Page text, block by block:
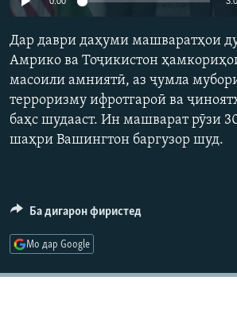
ГУЗОРИШҲОИ РАДИОӢ
ПАЙГИРӢ КУНЕД
240p 360p
1080p
Дар даври даҳуми машваратҳои
Амрико ва Тоҷикистон
масоили амниятӣ, аз ҷумла
терроризму ифротгароӣ ва
баҳс шудааст. Ин машварат рӯзи
шаҳри Вашингтон баргузор шуд.
Ба дигарон фиристед
Мо дар Google